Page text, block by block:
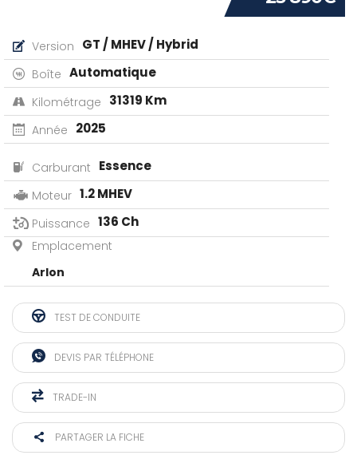
Version GT / MHEV / Hybrid
Boîte Automatique
Kilométrage 31319 Km
Année 2025
Carburant Essence
Moteur 1.2 MHEV
Puissance 136 Ch
Emplacement
Arlon
TEST DE CONDUITE
DEVIS PAR TÉLÉPHONE
TRADE-IN
PARTAGER LA FICHE